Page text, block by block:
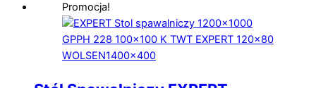
Promocja!